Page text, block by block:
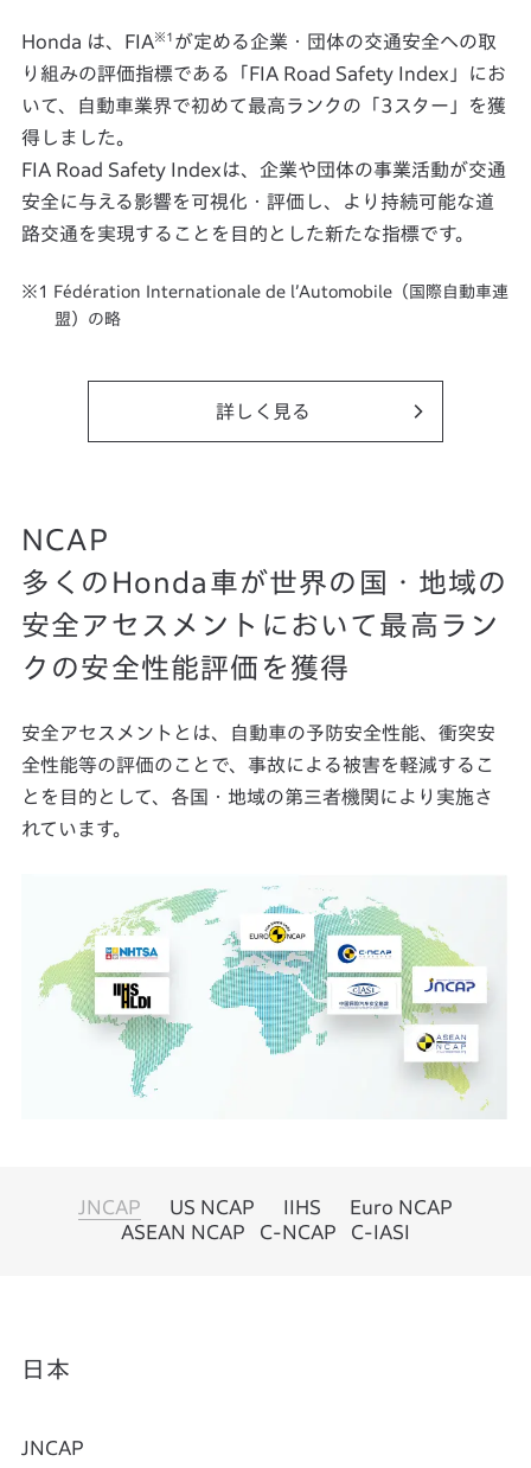
Honda は、FIA※1 が定める企業・団体の交通安全への取
り組みの評価指標である「FIA Road Safety Index」にお
いて、自動車業界で初めて最高ランクの「3スター」を獲
得しました。
FIA Road Safety Indexは、企業や団体の事業活動が交通
安全に与える影響を可視化・評価し、より持続可能な道
路交通を実現することを目的とした新たな指標です。
Fédération Internationale de lʼAutomobile（国際⾃動⾞連
盟）の略
詳しく見る
NCAP
多くのHonda車が世界の国・地域の
安全アセスメントにおいて最高ラン
クの安全性能評価を獲得
安全アセスメントとは、自動車の予防安全性能、衝突安
全性能等の評価のことで、事故による被害を軽減するこ
とを目的として、各国・地域の第三者機関により実施さ
れています。
JNCAP US NCAP IIHS
Euro NCAP
ASEAN NCAP
C-NCAP C-IASI
日本
JNCAP